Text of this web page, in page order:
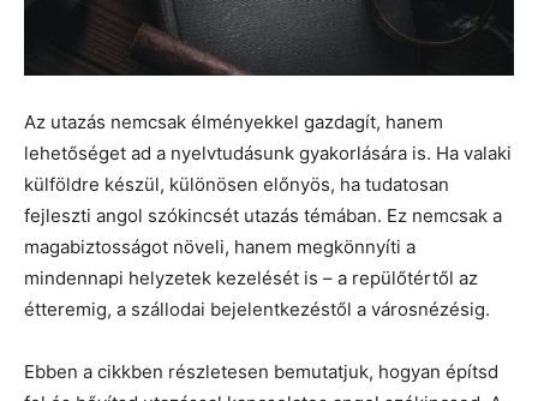
Az utazás nemcsak élményekkel gazdagít, hanem
lehetőséget ad a nyelvtudásunk gyakorlására is. Ha valaki
külföldre készül, különösen előnyös, ha tudatosan
fejleszti angol szókincsét utazás témában. Ez nemcsak a
magabiztosságot növeli, hanem megkönnyíti a
mindennapi helyzetek kezelését is – a repülőtértől az
étteremig, a szállodai bejelentkezéstől a városnézésig.
Ebben a cikkben részletesen bemutatjuk, hogyan építsd